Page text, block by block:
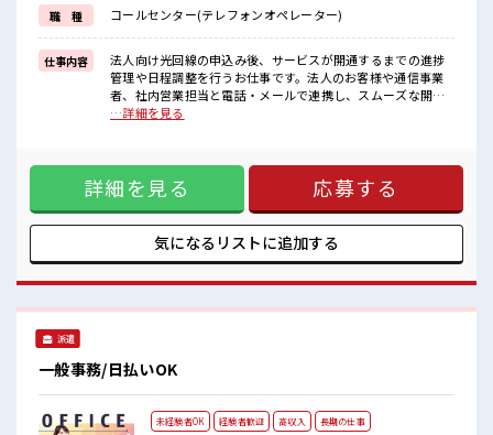
≪収入アップを目指せる≫
高時給だらけの派遣のお仕事です！
■職場の雰囲気
髪型にこだわりのあるアナタは必見！
髪型自由な職場！
土日祝休みなので、
ON/OFFの切替もしやすい！
職 種 コールセンター(テレフォンオペレーター)
仕事内容
法人向け光回線の申込み後、サービスが開通するまでの進捗
管理や日程調整を行うお仕事です。法人のお客様や通信事業
者、社内営業担当と電話・メールで連携し、スムーズな開通
をサポートします。●法人向け光回線の開通に関する進捗管
業はほとんどナシ！ 場合によってはお願いすることもありま
す♪ ≪週休2日制≫ 週末は家族や友人と一緒にプライベート
満喫！ ≪髪色自由で自分らしく働く≫ 明るすぎたり奇抜でな
ければ基本的に自由！ (規定有)≪未経験OKの仕事≫ 新しいこ
とにチャレンジするのは不安だけど、 しっかり働く環境が整
っています！ イチからスキルUP・ステップUP目指していき
お仕事です！ ■職場の雰囲気 髪型にこだわりのあるアナタは
必見！ 髪型自由な職場！ 残業はほとんどなし！ プライベート
…詳細を見る
詳細を見る 応募する
気になるリストに追加する
派遣
一般事務/日払いOK
未経験者OK 経験者歓迎 高収入
長期の仕事